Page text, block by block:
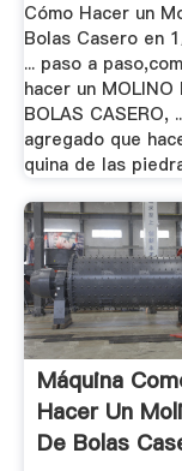
Cómo Hacer un
Bolas Casero en
... paso a
hacer un MOLINO
BOLAS CASERO,
agregado que
quina de las
Máquina
Hacer Un
De Bolas